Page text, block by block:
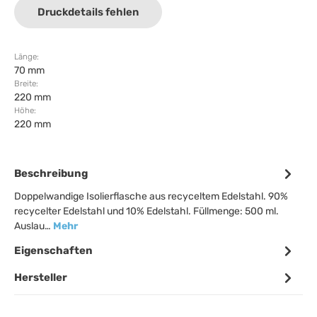
Druckdetails fehlen
Länge:
70 mm
Breite:
220 mm
Höhe:
220 mm
Beschreibung
Doppelwandige Isolierflasche aus recyceltem Edelstahl. 90%
recycelter Edelstahl und 10% Edelstahl. Füllmenge: 500 ml.
Auslau… Mehr
Eigenschaften
Hersteller